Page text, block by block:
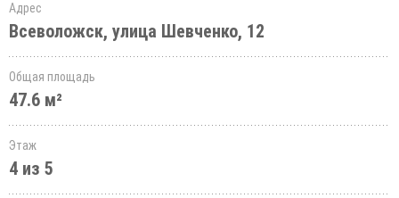
Адрес
Всеволожск, улица Шевченко, 12
Общая площадь
47.6 м²
Этаж
4 из 5